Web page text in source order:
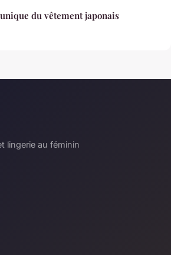
du vêtement japonais
lingerie au féminin